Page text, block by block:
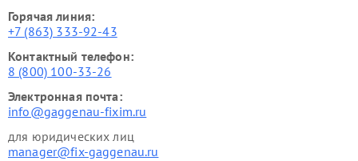
Горячая линия:
+7 (863) 333-92-43
Контактный телефон:
8 (800) 100-33-26
Электронная почта:
info@gaggenau-fixim.ru
для юридических лиц
manager@fix-gaggenau.ru